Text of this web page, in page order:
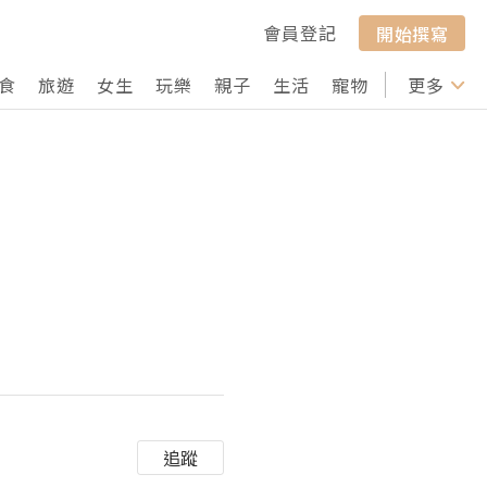
會員登記
開始撰寫
旅遊 女生 玩樂 親子 生活 寵物 行山 打卡
更多
追蹤